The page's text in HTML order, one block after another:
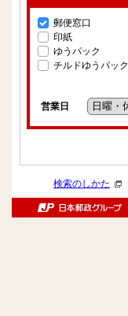
郵便窓口
印紙
ゆうパック
チルドゆうパック
営業日
検索のしかた